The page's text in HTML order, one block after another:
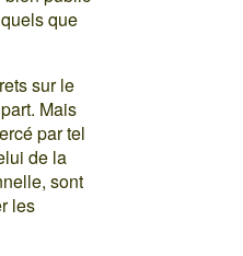
que
sur le
Mais
par tel
de la
sont
les